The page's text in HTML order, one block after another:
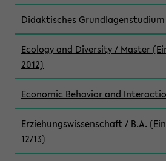
Didaktisches
Ecology and Diversity / Master
2012)
Economic Behavior and
Erziehungswissenschaft / B.A.
12/13)